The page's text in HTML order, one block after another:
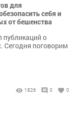
для
себя и
от бешенства
о
Сегодня поговорим
1826 0 0